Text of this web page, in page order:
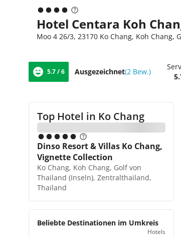
Hotel Centara Koh
Moo 4 26/3, 23170 Ko Chang, Koh
5.7 / 6 Ausgezeichnet(2 Bew.)
Top Hotel in Ko Chang
Dinso Resort & Villas Ko Chang,
Vignette Collection
Ko Chang, Koh Chang, Golf von
Thailand (Inseln), Zentralthailand,
Thailand
Beliebte Destinationen im Umkreis
Hotels